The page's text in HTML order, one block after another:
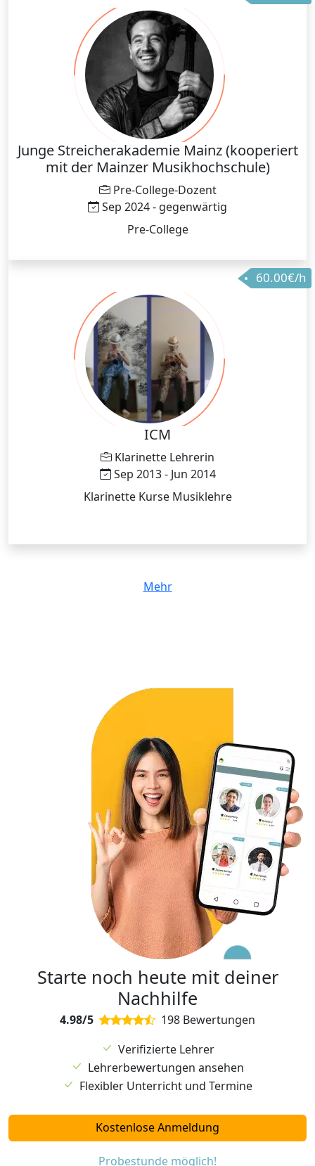
Junge Streicherakademie Mainz (kooperiert
mit der Mainzer Musikhochschule)
Pre-College-Dozent
Sep 2024 - gegenwärtig
Pre-College
60.00€/h
ICM
Klarinette Lehrerin
Sep 2013 - Jun 2014
Klarinette Kurse Musiklehre
Mehr
Starte noch heute mit deiner
Nachhilfe
4.98/5
198 Bewertungen
Verifizierte Lehrer
Lehrerbewertungen ansehen
Flexibler Unterricht und Termine
Kostenlose Anmeldung
Probestunde möglich!